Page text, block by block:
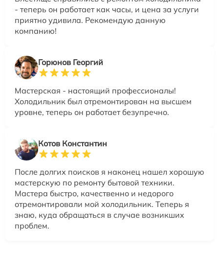
- теперь он работает как часы, и цена за услуги
приятно удивила. Рекомендую данную
компанию!
Горюнов Георгий
Мастерская - настоящий профессионалы!
Холодильник был отремонтирован на высшем
уровне, теперь он работает безупречно.
Котов Константин
После долгих поисков я наконец нашел хорошую
мастерскую по ремонту бытовой техники.
Мастера быстро, качественно и недорого
отремонтировали мой холодильник. Теперь я
знаю, куда обращаться в случае возникших
проблем.